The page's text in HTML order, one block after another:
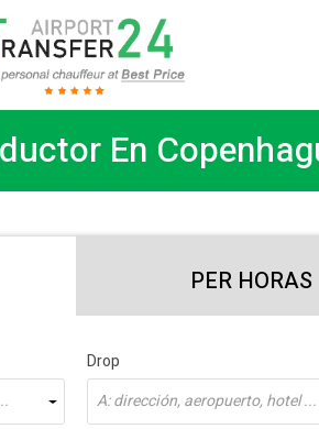
En
PER HORAS
Drop
A: dirección, aeropuerto, hotel ...